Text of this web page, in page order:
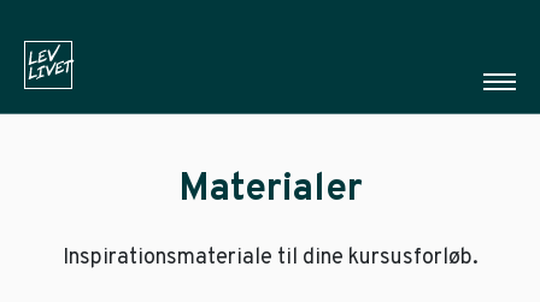
Materialer
Inspirationsmateriale til dine kursusforløb.